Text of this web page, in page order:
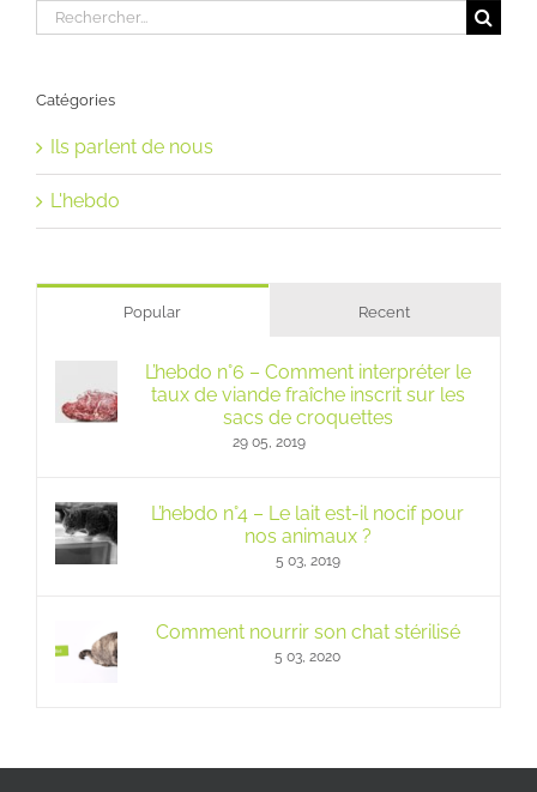
Rechercher:
Catégories
Ils parlent de nous
L'hebdo
Popular Recent
L’hebdo n°6 – Comment interpréter le
taux de viande fraîche inscrit sur les
sacs de croquettes
29 05, 2019
L’hebdo n°4 – Le lait est-il nocif pour
nos animaux ?
5 03, 2019
Comment nourrir son chat stérilisé
5 03, 2020